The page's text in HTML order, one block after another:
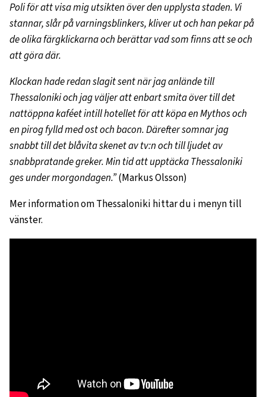
Poli för att visa mig utsikten över den upplysta staden. Vi
stannar, slår på varningsblinkers, kliver ut och han pekar på
de olika färgklickarna och berättar vad som finns att se och
att göra där.
Klockan hade redan slagit sent när jag anlände till
Thessaloniki och jag väljer att enbart smita över till det
nattöppna kaféet intill hotellet för att köpa en Mythos och
en pirog fylld med ost och bacon. Därefter somnar jag
snabbt till det blåvita skenet av tv:n och till ljudet av
snabbpratande greker. Min tid att upptäcka Thessaloniki
ges under morgondagen.”(Markus Olsson)
Mer information om Thessaloniki hittar du i menyn till
vänster.